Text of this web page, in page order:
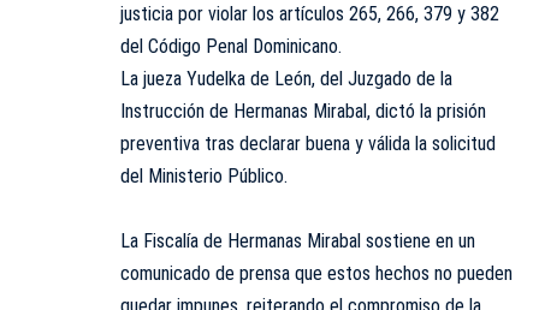
justicia por violar los artículos 265, 266, 379 y 382
del Código Penal Dominicano.
La jueza Yudelka de León, del Juzgado de la
Instrucción de Hermanas Mirabal, dictó la prisión
preventiva tras declarar buena y válida la solicitud
del Ministerio Público.
La Fiscalía de Hermanas Mirabal sostiene en un
comunicado de prensa que estos hechos no pueden
quedar impunes, reiterando el compromiso de la